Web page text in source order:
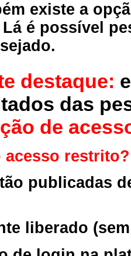
existe a
é possível
destaque:
das
de
restrito?
publicadas
liberado